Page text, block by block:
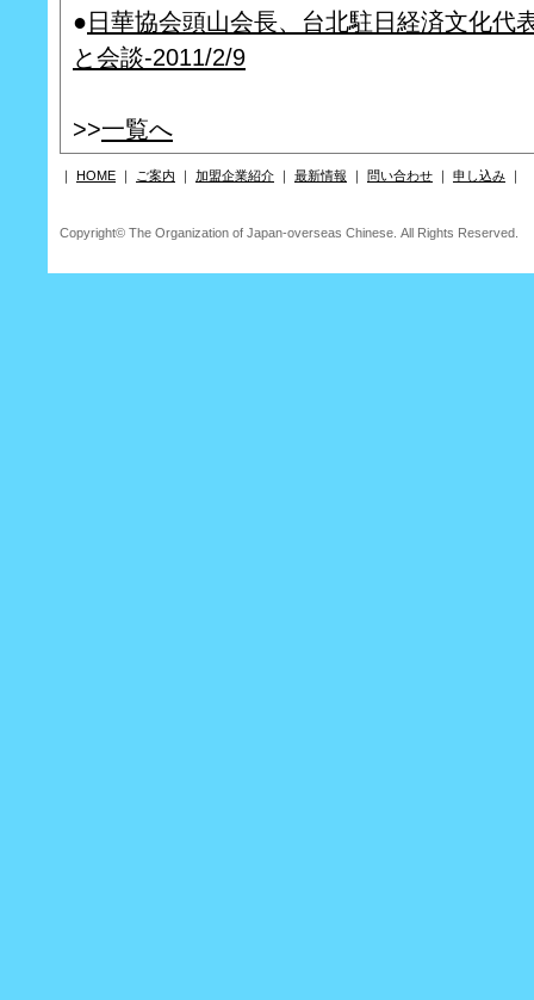
●日華協会頭山会長、台北駐日経済文化代
と会談-2011/2/9
>>一覧へ
｜ HOME ｜ ご案内 ｜ 加盟企業紹介 ｜ 最新情報 ｜ 問い合わせ ｜ 申し込み
Copyright© The Organization of Japan-overseas Chinese. All Rights Reserved.